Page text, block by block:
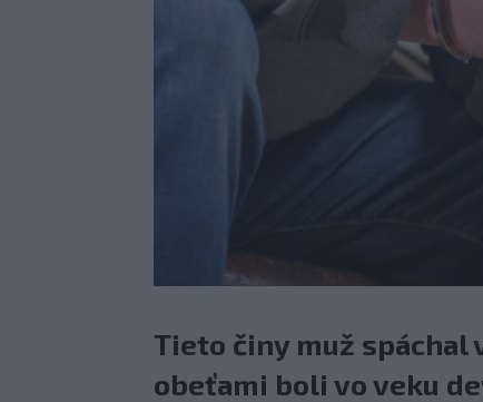
Tieto činy muž spáchal
obeťami boli vo veku